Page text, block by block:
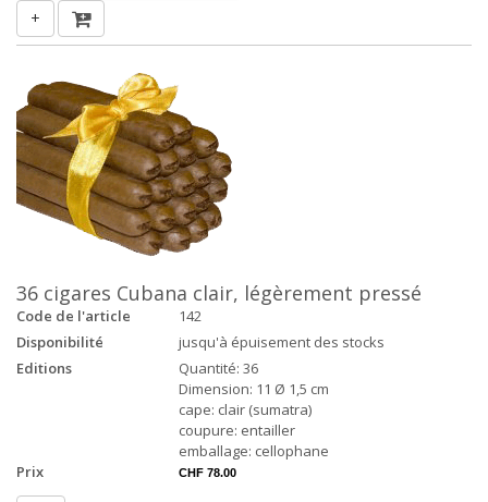
+
36 cigares Cubana clair, légèrement pressé
Code de l'article
142
Disponibilité
jusqu'à épuisement des stocks
Editions
Quantité: 36
Dimension: 11 Ø 1,5 cm
cape: clair (sumatra)
coupure: entailler
emballage: cellophane
Prix
CHF 78.00